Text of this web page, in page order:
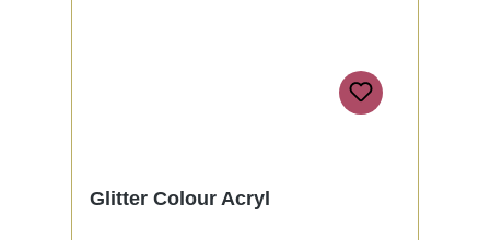
Glitter Colour Acryl